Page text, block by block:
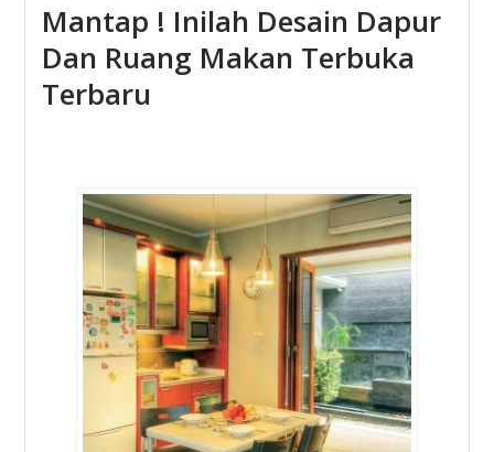
Mantap ! Inilah Desain Dapur
Dan Ruang Makan Terbuka
Terbaru